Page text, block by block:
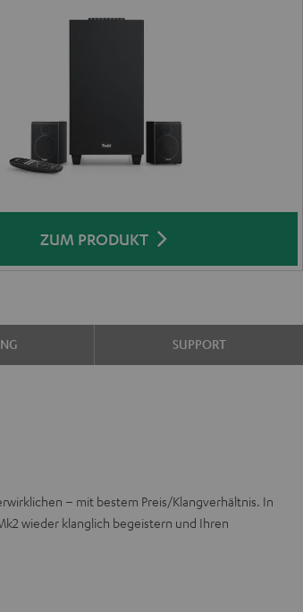
ZUM PRODUKT
SUPPORT
– mit bestem Preis/Klangverhältnis. In
wieder klanglich begeistern und Ihren